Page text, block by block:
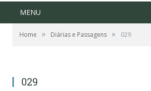
MENU
Home » Diárias e Passagens » 029
029